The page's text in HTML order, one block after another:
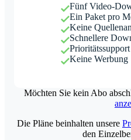
Fünf Video-
Ein Paket pro
Keine
Schnellere
Prioritätssupport
Keine Werbung
Möchten Sie kein Abo
Die Pläne beinhalten unsere
den